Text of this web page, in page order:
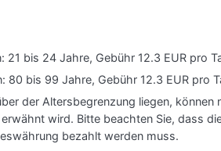
21 bis 24 Jahre, Gebühr 12.3 EUR pro
80 bis 99 Jahre, Gebühr 12.3 EUR pro
der Altersbegrenzung liegen,
wird. Bitte beachten Sie, dass
bezahlt werden muss.